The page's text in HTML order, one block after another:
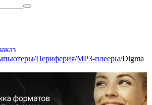
/Периферия/MP3-плееры/Digma